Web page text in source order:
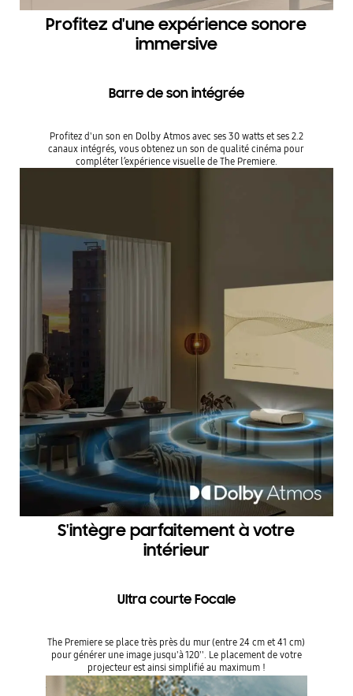
Profitez d'une expérience sonore
immersive
Barre de son intégrée
Profitez d'un son en Dolby Atmos avec ses 30 watts et ses 2.2
canaux intégrés, vous obtenez un son de qualité cinéma pour
compléter l’expérience visuelle de The Premiere.
S'intègre parfaitement à votre
intérieur
Ultra courte Focale
The Premiere se place très près du mur (entre 24 cm et 41 cm)
pour générer une image jusqu'à 120''. Le placement de votre
projecteur est ainsi simplifié au maximum !